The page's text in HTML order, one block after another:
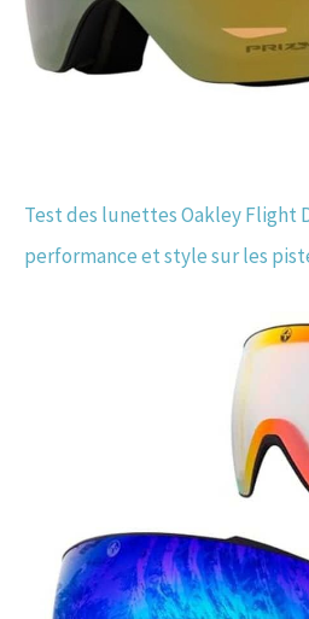
Test des lunettes Oakley Flight
performance et style sur les